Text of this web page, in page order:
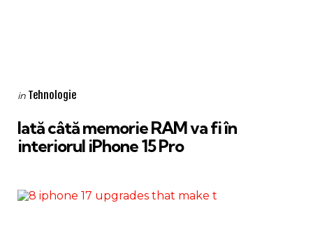
Categories
Posted
in Tehnologie
Iată câtă memorie RAM va fi în
interiorul iPhone 15 Pro